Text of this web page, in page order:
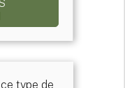
type de